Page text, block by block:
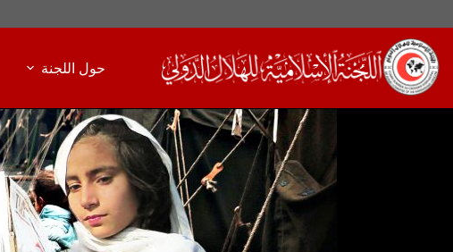
التجاوز
إلى
المحتوى
حول اللجنة